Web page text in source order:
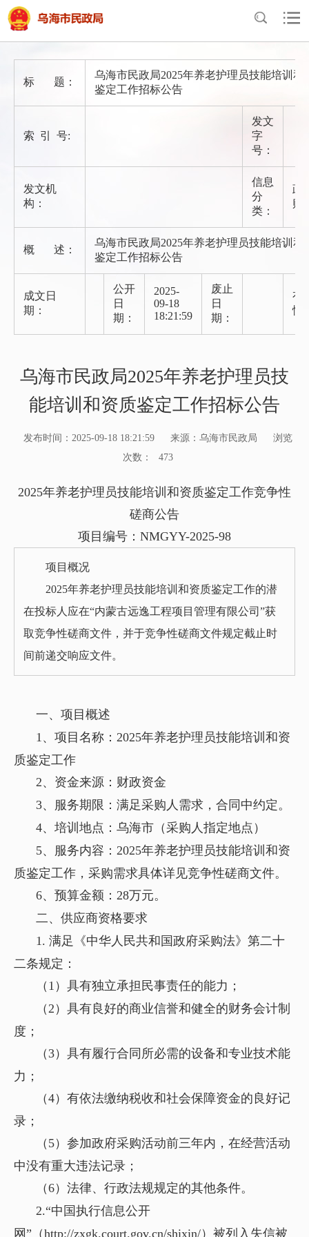
首页
标 题：
乌海市民政局2025年养老护理员技能培训和
鉴定工作招标公告
索 引 号:
发文
字
号：
发文机
构：
信息
分
类：
政
购
概 述：
乌海市民政局2025年养老护理员技能培训和
鉴定工作招标公告
成文日
期：
公开
日
期：
2025-
09-18
18:21:59
废止
日
期：
有
性
乌海市民政局2025年养老护理员技
能培训和资质鉴定工作招标公告
发布时间：2025-09-18 18:21:59 来源：乌海市民政局
浏览
次数：
473
2025年养老护理员技能培训和资质鉴定工作竞争性
磋商公告
项目编号：NMGYY-2025-98
项目概况
2025年养老护理员技能培训和资质鉴定工作的潜
在投标人应在“内蒙古远逸工程项目管理有限公司”获
取竞争性磋商文件，并于竞争性磋商文件规定截止时
间前递交响应文件。
一、项目概述
1、项目名称：2025年养老护理员技能培训和资
质鉴定工作
2、资金来源：财政资金
3、服务期限：满足采购人需求，合同中约定。
4、培训地点：乌海市（采购人指定地点）
5、服务内容：2025年养老护理员技能培训和资
质鉴定工作，采购需求具体详见竞争性磋商文件。
6、预算金额：28万元。
二、供应商资格要求
1. 满足《中华人民共和国政府采购法》第二十
二条规定：
（1）具有独立承担民事责任的能力；
（2）具有良好的商业信誉和健全的财务会计制
度；
（3）具有履行合同所必需的设备和专业技术能
力；
（4）有依法缴纳税收和社会保障资金的良好记
录；
（5）参加政府采购活动前三年内，在经营活动
中没有重大违法记录；
（6）法律、行政法规规定的其他条件。
2.“中国执行信息公开
网”（http://zxgk.court.gov.cn/shixin/）被列入失信被